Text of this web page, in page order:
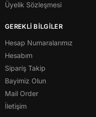
Üyelik Sözleşmesi
GEREKLİ BİLGİLER
Hesap Numaralarımız
Hesabım
Sipariş Takip
Bayimiz Olun
Mail Order
İletişim